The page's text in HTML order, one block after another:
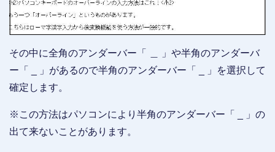
その中に全角のアンダーバー「 ＿ 」や半角のアンダーバ
ー「 _ 」があるので半角のアンダーバー「 _ 」を選択して
確定します。
※この方法はパソコンにより半角のアンダーバー「 _ 」の
出て来ないことがあります。